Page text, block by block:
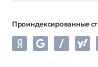
Проиндексированные